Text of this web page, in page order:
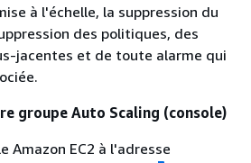
à l'échelle, la suppression du
des politiques, des
jacentes et de toute alarme qui
groupe Auto Scaling (console)
Amazon EC2 à l'adresse